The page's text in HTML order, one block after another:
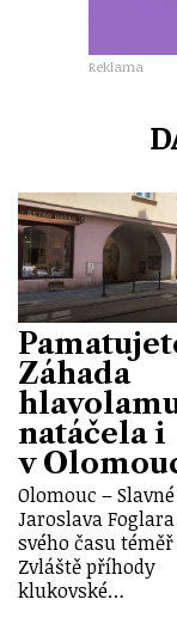
Reklama
Záhada
natáčela i
v
Olomouc –
Jaroslava
svého času
Zvláště příhody
klukovské…